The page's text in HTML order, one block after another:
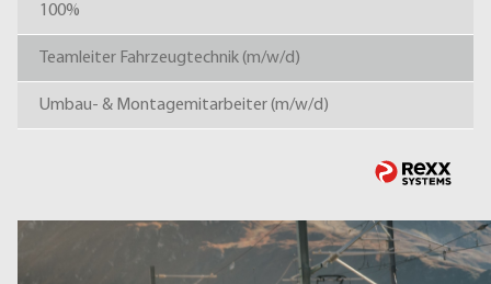
100%
Teamleiter Fahrzeugtechnik (m/w/d)
Umbau- & Montagemitarbeiter (m/w/d)